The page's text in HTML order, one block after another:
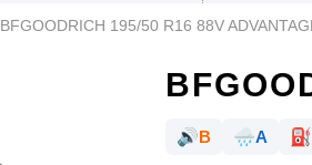
BFGOODRICH 195/50 R16 88V
🔊B 🌧️A ⛽